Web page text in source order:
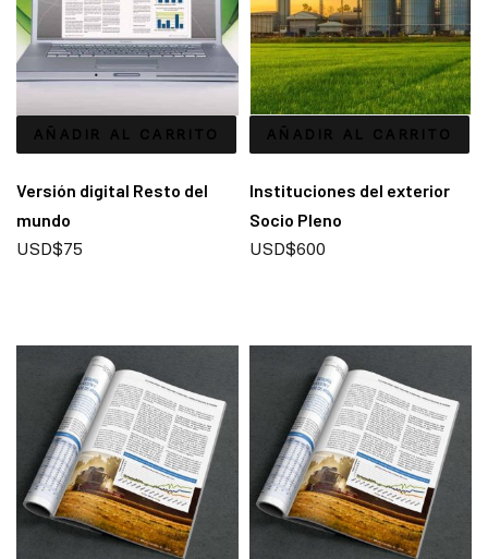
AÑADIR AL CARRITO
Versión digital Resto del
mundo
USD$75
AÑADIR AL CARRITO
Instituciones del exterior
Socio Pleno
USD$600